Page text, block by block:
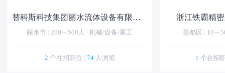
替科斯科技集团丽水流体设备有限公司
丽水市 200～500人 机械/设备/重工
2 个在招职位 74 人浏览
浙江铁霸精
莲都区 10～
1 个在招